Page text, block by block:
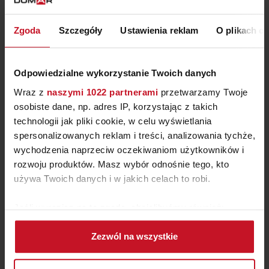
Zgoda Szczegóły Ustawienia reklam O plikach
Odpowiedzialne wykorzystanie Twoich danych
Wraz z naszymi 1022 partnerami przetwarzamy Twoje
osobiste dane, np. adres IP, korzystając z takich
technologii jak pliki cookie, w celu wyświetlania
spersonalizowanych reklam i treści, analizowania tychże,
wychodzenia naprzeciw oczekiwaniom użytkowników i
rozwoju produktów. Masz wybór odnośnie tego, kto
używa Twoich danych i w jakich celach to robi.
Jeśli wyrazisz na to zgodę, chcielibyśmy również:
Gromadzić dane dotyczące Twojej lokalizacji
geograficznej z dokładnością nawet do kilku metrów
Identyfikować Twoje urządzenie, aktywnie
Zezwól na wszystkie
KRZESŁO BIUROWE
ZAPYTAJ O CENĘ W SALONIE